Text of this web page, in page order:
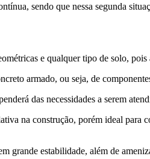
sendo que nessa segunda
e qualquer tipo de solo,
armado, ou seja, de
das necessidades a serem
na construção, porém ideal
grande estabilidade, além de